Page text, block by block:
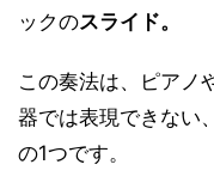
ックのスライド。
この奏法は、ピアノ
器では表現できない
の1つです。